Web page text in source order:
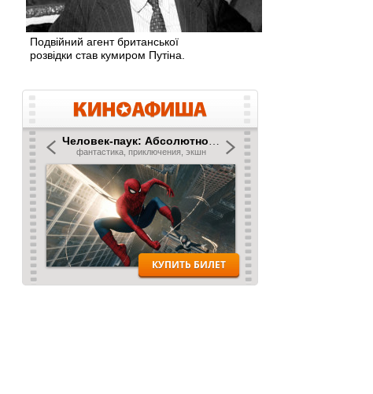
Подвійний агент британської
розвідки став кумиром Путіна.